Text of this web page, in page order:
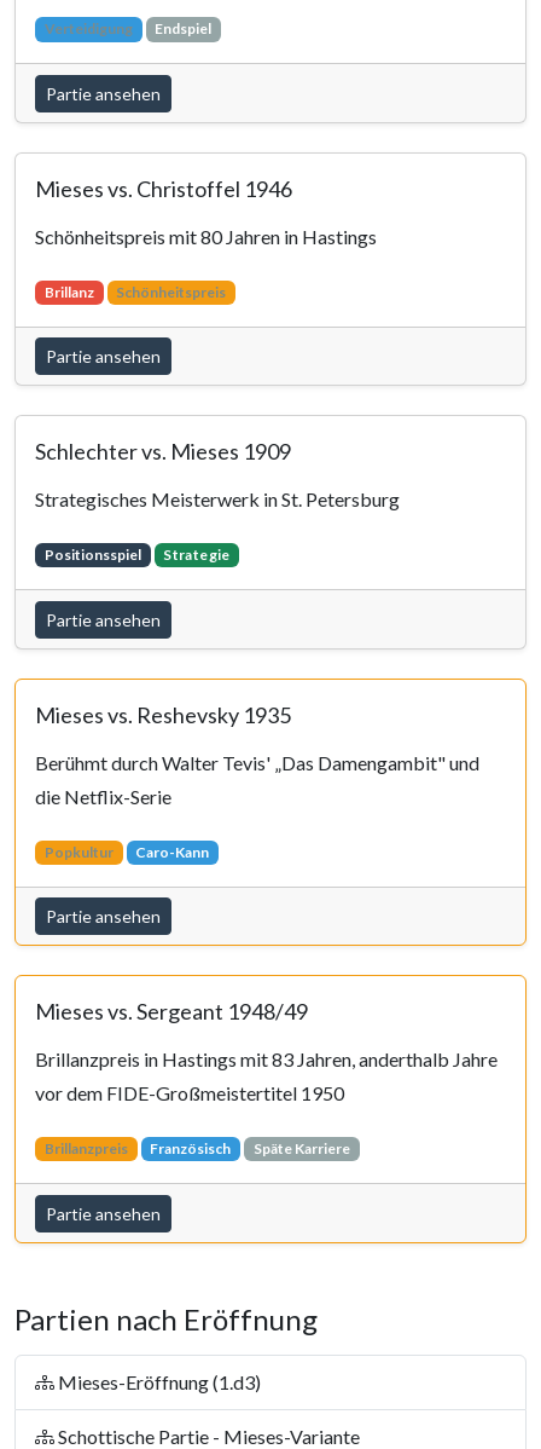
Verteidigung Endspiel
Partie ansehen
Mieses vs. Christoffel 1946
Schönheitspreis mit 80 Jahren in Hastings
Brillanz Schönheitspreis
Partie ansehen
Schlechter vs. Mieses 1909
Strategisches Meisterwerk in St. Petersburg
Positionsspiel Strategie
Partie ansehen
Mieses vs. Reshevsky 1935
Berühmt durch Walter Tevis' „Das Damengambit" und
die Netflix-Serie
Popkultur Caro-Kann
Partie ansehen
Mieses vs. Sergeant 1948/49
Brillanzpreis in Hastings mit 83 Jahren, anderthalb Jahre
vor dem FIDE-Großmeistertitel 1950
Brillanzpreis Französisch Späte Karriere
Partie ansehen
Partien nach Eröffnung
Mieses-Eröffnung (1.d3)
Schottische Partie - Mieses-Variante